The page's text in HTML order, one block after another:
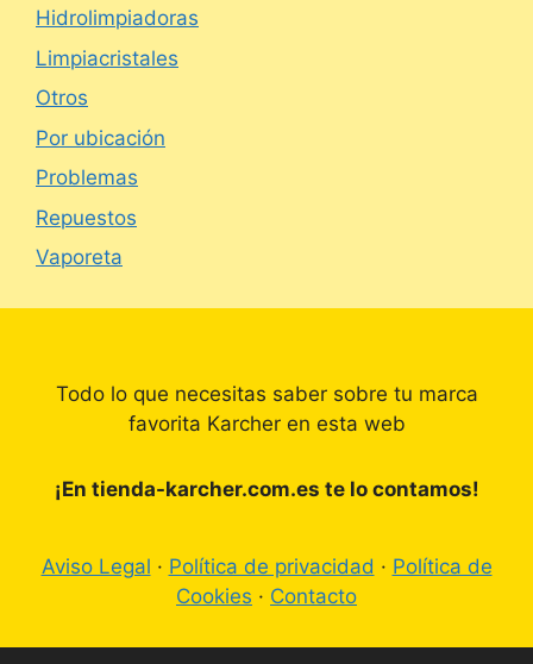
Hidrolimpiadoras
Limpiacristales
Otros
Por ubicación
Problemas
Repuestos
Vaporeta
Todo lo que necesitas saber sobre tu marca
favorita Karcher en esta web
¡En tienda-karcher.com.es te lo contamos!
Aviso Legal · Política de privacidad · Política de
Cookies · Contacto